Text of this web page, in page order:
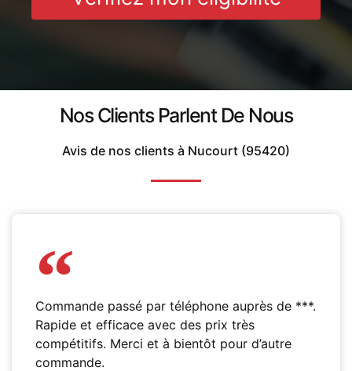
Nos Clients Parlent De Nous
Avis de nos clients à Nucourt (95420)
Commande passé par téléphone auprès de ***.
Rapide et efficace avec des prix très
compétitifs. Merci et à bientôt pour d’autre
commande.